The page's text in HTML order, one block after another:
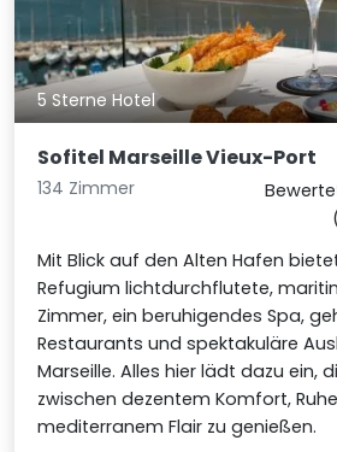
5 Sterne Hotel
Sofitel Marseille Vieux-Port
134 Zimmer
Mit Blick auf den Alten Hafen
Refugium lichtdurchflutete,
Zimmer, ein beruhigendes Spa,
Restaurants und spektakuläre
Marseille. Alles hier lädt dazu ein,
zwischen dezentem Komfort,
mediterranem Flair zu genießen.